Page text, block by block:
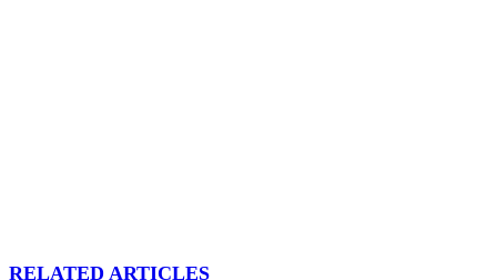
RELATED ARTICLES